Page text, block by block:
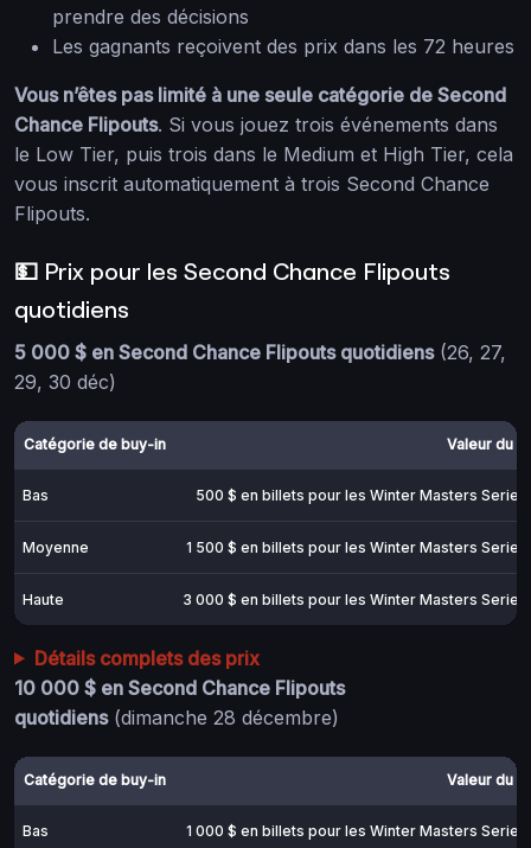
prendre des décisions
Les gagnants reçoivent des prix dans les 72 heures
Vous n’êtes pas limité à une seule catégorie de Second
Chance Flipouts. Si vous jouez trois événements dans
le Low Tier, puis trois dans le Medium et High Tier, cela
vous inscrit automatiquement à trois Second Chance
Flipouts.
💵 Prix pour les Second Chance Flipouts
quotidiens
5 000 $ en Second Chance Flipouts quotidiens(26, 27,
29, 30 déc)
Catégorie de buy-in Valeur du
Bas 500 $ en billets pour les Winter Masters Series
Moyenne 1 500 $ en billets pour les Winter Masters Series
Haute 3 000 $ en billets pour les Winter Masters Series
Détails complets des prix
10 000 $ en Second Chance Flipouts
quotidiens(dimanche 28 décembre)
Catégorie de buy-in Valeur du
Bas 1 000 $ en billets pour les Winter Masters Series